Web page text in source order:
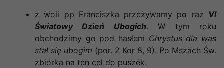
z woli pp Franciszka przeżywamy po raz VI
Światowy Dzień Ubogich. W tym roku
obchodzimy go pod hasłem Chrystus dla was
stał się ubogim (por. 2 Kor 8, 9). Po Mszach Św.
zbiórka na ten cel do puszek.